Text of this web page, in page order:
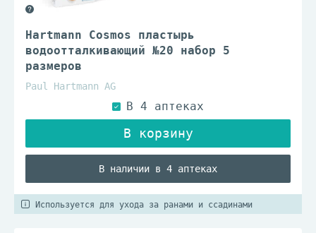
Hartmann Cosmos пластырь
водоотталкивающий №20 набор 5
размеров
Paul Hartmann AG
В наличии в 4 аптеках
Используется для ухода за ранами и ссадинами